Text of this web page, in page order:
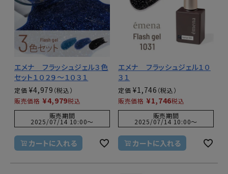
エメナ フラッシュジェル３色
セット１０２９～１０３１
定価 ¥4,979
販売価格 ¥4,979税込
販売期間
2025/07/14 10:00〜
カートに入れる
エメナ フラッシュジェル１０
３１
定価 ¥1,746
販売価格 ¥1,746税込
販売期間
2025/07/14 10:00〜
カートに入れる